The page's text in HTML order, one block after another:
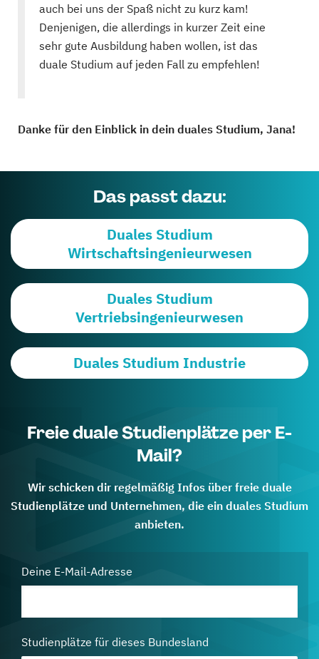
auch bei uns der Spaß nicht zu kurz kam!
Denjenigen, die allerdings in kurzer Zeit eine
sehr gute Ausbildung haben wollen, ist das
duale Studium auf jeden Fall zu empfehlen!
Danke für den Einblick in dein duales Studium, Jana!
Das passt dazu:
Duales Studium
Wirtschaftsingenieurwesen
Duales Studium
Vertriebsingenieurwesen
Duales Studium Industrie
Freie duale Studienplätze per E-
Mail?
Wir schicken dir regelmäßig Infos über freie duale
Studienplätze und Unternehmen, die ein duales Studium
anbieten.
Deine E-Mail-Adresse
Studienplätze für dieses Bundesland